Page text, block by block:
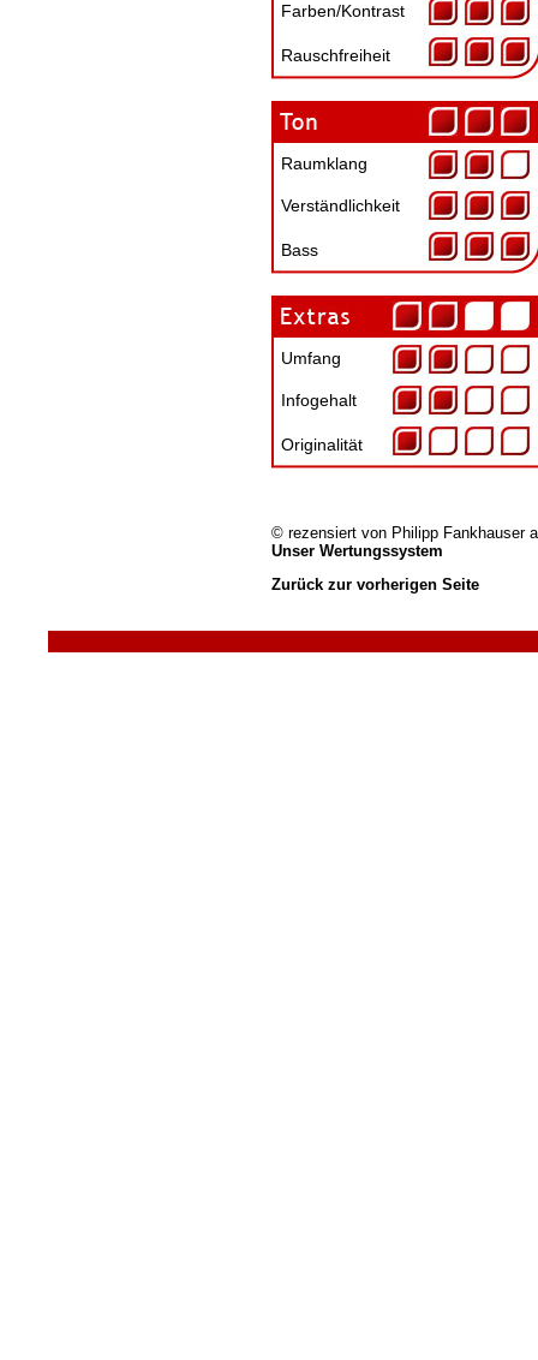
Farben/Kontrast
Rauschfreiheit
Raumklang
Verständlichkeit
Bass
Umfang
Infogehalt
Originalität
© rezensiert von Philipp Fankhauser
Unser Wertungssystem
Zurück zur vorherigen Seite